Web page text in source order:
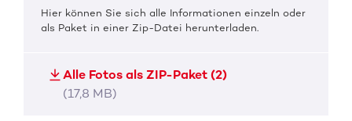
Hier können Sie sich alle Informationen einzeln oder
als Paket in einer Zip-Datei herunterladen.
Alle Fotos als ZIP-Paket (2)
(17,8 MB)